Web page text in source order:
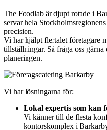
The Foodlab är djupt rotade i
servar hela
precision.
Vi har hjälpt flertalet företagare
tillställningar. Så fråga oss
planeringen.
Vi har lösningarna för:
Lokal expertis som kan
Vi känner till de flesta
kontorskomplex i